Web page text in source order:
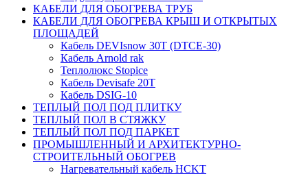
КАБЕЛИ ДЛЯ ОБОГРЕВА ТРУБ
КАБЕЛИ ДЛЯ ОБОГРЕВА КРЫШ И ОТКРЫТЫХ
ПЛОЩАДЕЙ
Кабель DEVIsnow 30Т (DTCE-30)
Кабель Arnold rak
Теплолюкс Stopice
Кабель Devisafe 20T
Кабель DSIG-10
ТЕПЛЫЙ ПОЛ ПОД ПЛИТКУ
ТЕПЛЫЙ ПОЛ В СТЯЖКУ
ТЕПЛЫЙ ПОЛ ПОД ПАРКЕТ
ПРОМЫШЛЕННЫЙ И АРХИТЕКТУРНО-
СТРОИТЕЛЬНЫЙ ОБОГРЕВ
Нагревательный кабель НCKТ